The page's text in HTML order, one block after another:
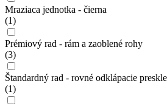
Mraziaca jednotka - čierna
(1)
Prémiový rad - rám a zaoblené rohy
(3)
Štandardný rad - rovné odklápacie
(1)